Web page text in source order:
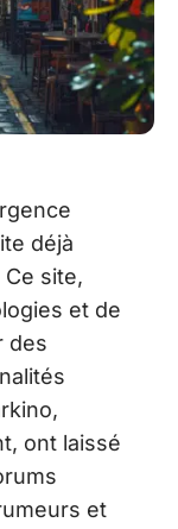
déjà
site,
et de
des
ont laissé
et